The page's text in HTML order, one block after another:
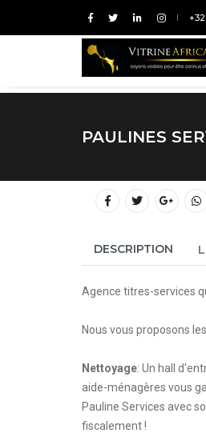
PAULINES
DESCRIPTION
Agence titres-services
Nous vous proposons
Nettoyage: Un hall
aide-ménagères vous
Pauline Services avec
fiscalement !